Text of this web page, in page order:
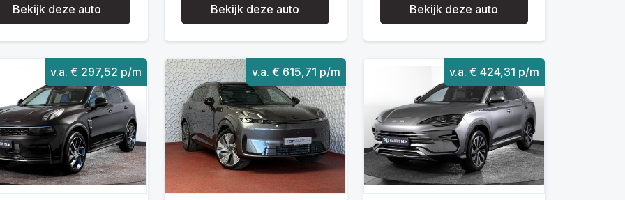
Bekijk deze auto Bekijk deze auto Bekijk deze auto
v.a. € 297,52 p/m v.a. € 615,71 p/m v.a. € 424,31 p/m